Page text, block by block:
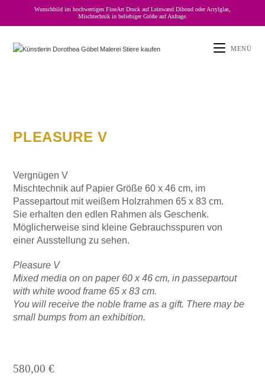
Wunschbild im hochwertigen FineArt Druck auf Leinwand Dibond oder Acrylglas,
Mischtechnik in beliebiger Größe auf Anfrage.
MENÜ
PLEASURE V
Vergnügen V
Mischtechnik auf Papier Größe 60 x 46 cm, im
Passepartout mit weißem Holzrahmen 65 x 83 cm.
Sie erhalten den edlen Rahmen als Geschenk.
Möglicherweise sind kleine Gebrauchsspuren von
einer Ausstellung zu sehen.
Pleasure V
Mixed media on on paper 60 x 46 cm, in passepartout
with white wood frame 65 x 83 cm.
You will receive the noble frame as a gift. There may be
small bumps from an exhibition.
580,00€